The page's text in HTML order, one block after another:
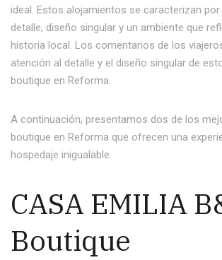
ideal. Estos alojamientos se caracterizan
detalle, diseño singular y un ambiente que
historia local. Los comentarios de los
atención al detalle y el diseño singular de
boutique en Reforma.
A continuación, presentamos dos de los
boutique en Reforma que ofrecen una
hospedaje inigualable.
CASA EMILIA
Boutique